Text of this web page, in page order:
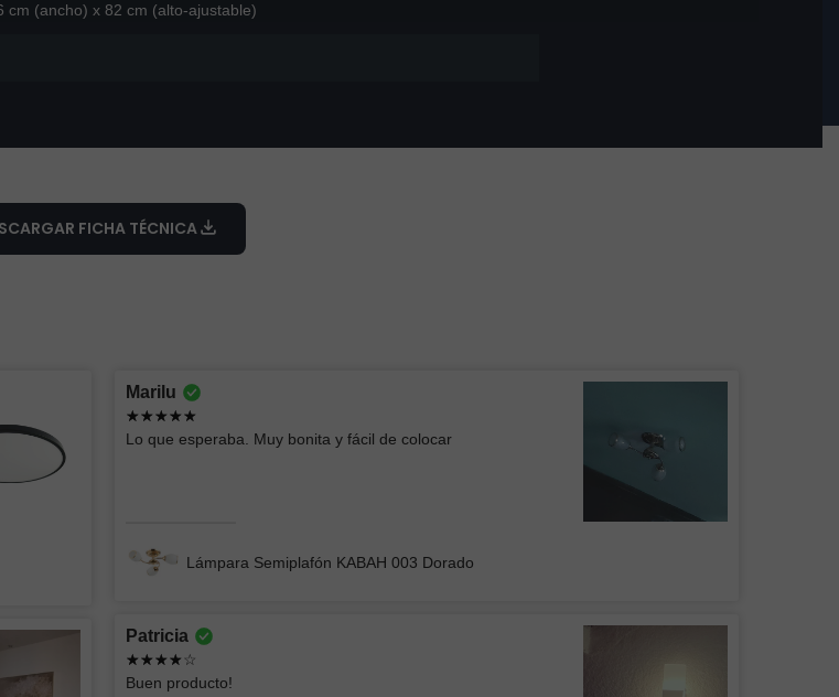
cm (ancho) x 82 cm (alto-ajustable)
FICHA TÉCNICA
Marilu
Lo que esperaba. Muy bonita y fácil de colocar
Lámpara Semiplafón KABAH 003 Dorado
Patricia
Buen producto!
esas lámparas y me
servicio fue súper